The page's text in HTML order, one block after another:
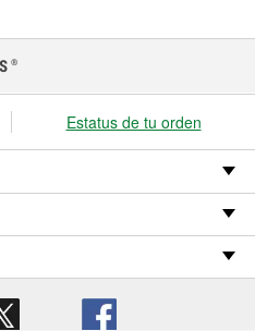
®
Estatus de tu orden